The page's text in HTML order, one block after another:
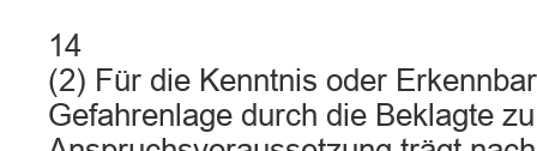
14
(2) Für die Kenntnis oder
Gefahrenlage durch die Beklagte